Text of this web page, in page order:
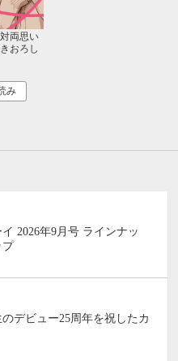
両思い
おろし
み
2026年9月号 ラインナッ
プ
デビュー25周年を祝したカ